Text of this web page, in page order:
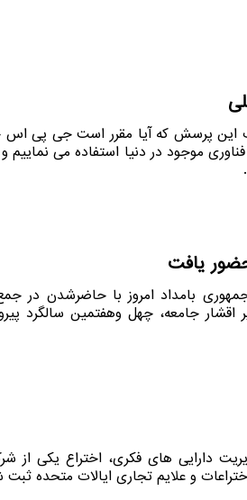
این پرسش که آیا مقرر است جی پی
موجود در دنیا استفاده می نماییم
بامداد امروز با حاضرشدن در
اقشار جامعه، چهل وهفتمین سالگرد
دارایی های فکری، اختراع یکی از
اختراعات و علایم تجاری ایالات متحده